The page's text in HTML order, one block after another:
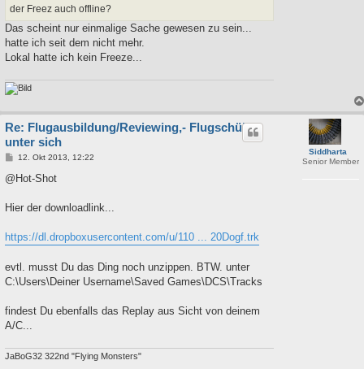
g
der Freez auch offline?
Das scheint nur einmalige Sache gewesen zu sein...
hatte ich seit dem nicht mehr.
Lokal hatte ich kein Freeze...
Siddharta
Senior Member
Re: Flugausbildung/Reviewing,- Flugschüler
unter sich
B
i
a
12. Okt 2013, 12:22
@Hot-Shot
Hier der downloadlink...
https://dl.dropboxusercontent.com/u/110 ... 20Dogf.trk
evtl. musst Du das Ding noch unzippen. BTW. unter
C:\Users\Deiner Username\Saved Games\DCS\Tracks
findest Du ebenfalls das Replay aus Sicht von deinem
A/C...
JaBoG32 322nd "Flying Monsters"